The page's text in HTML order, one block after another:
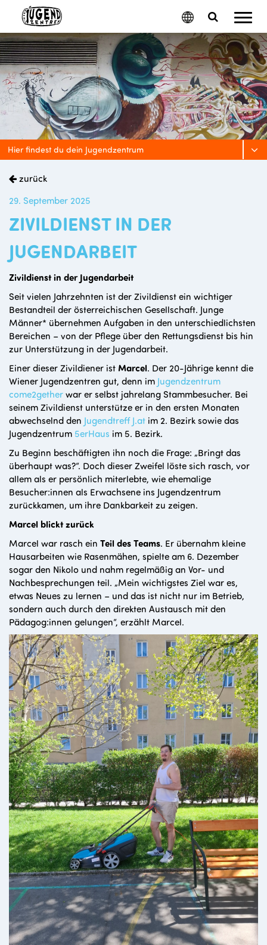
Menu
Toggle
Search
Google
Translate
Hier findest du dein Jugendzentrum
zurück
29. September 2025
ZIVILDIENST IN DER
JUGENDARBEIT
Zivildienst in der Jugendarbeit
Seit vielen Jahrzehnten ist der Zivildienst ein wichtiger
Bestandteil der österreichischen Gesellschaft. Junge
Männer* übernehmen Aufgaben in den unterschiedlichsten
Bereichen – von der Pflege über den Rettungsdienst bis hin
zur Unterstützung in der Jugendarbeit.
Einer dieser Zivildiener istMarcel. Der 20-Jährige kennt die
Wiener Jugendzentren gut, denn im Jugendzentrum
come2getherwar er selbst jahrelang Stammbesucher. Bei
seinem Zivildienst unterstütze er in den ersten Monaten
abwechselnd den Jugendtreff J.at im 2. Bezirk sowie das
Jugendzentrum 5erHaus im 5. Bezirk.
Zu Beginn beschäftigten ihn noch die Frage: „Bringt das
überhaupt was?“. Doch dieser Zweifel löste sich rasch, vor
allem als er persönlich miterlebte, wie ehemalige
Besucher:innen als Erwachsene ins Jugendzentrum
zurückkamen, um ihre Dankbarkeit zu zeigen.
Marcel blickt zurück
Marcel war rasch ein Teil des Teams. Er übernahm kleine
Hausarbeiten wie Rasenmähen, spielte am 6. Dezember
sogar den Nikolo und nahm regelmäßig an Vor- und
Nachbesprechungen teil. „Mein wichtigstes Ziel war es,
etwas Neues zu lernen – und das ist nicht nur im Betrieb,
sondern auch durch den direkten Austausch mit den
Pädagog:innen gelungen“, erzählt Marcel.